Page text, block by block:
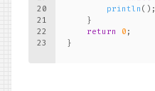
20
21
22
23
println ();
    }
return
0 ;
}